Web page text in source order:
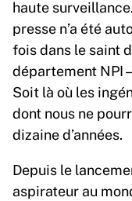
haute
presse n’a été
fois dans le saint
département NPI
Soit là où les
dont nous ne
dizaine d’années.
Depuis le
aspirateur au